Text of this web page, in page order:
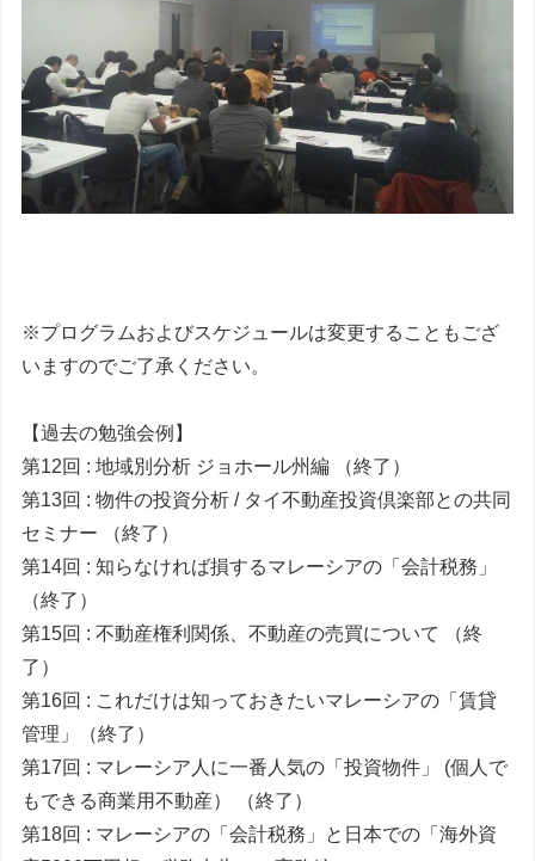
※プログラムおよびスケジュールは変更することもござ
いますのでご了承ください。
【過去の勉強会例】
第12回 : 地域別分析 ジョホール州編 （終了）
第13回 : 物件の投資分析 / タイ不動産投資倶楽部との共同
セミナー （終了）
第14回 : 知らなければ損するマレーシアの「会計税務」
（終了）
第15回 : 不動産権利関係、不動産の売買について （終
了）
第16回 : これだけは知っておきたいマレーシアの「賃貸
管理」（終了）
第17回 : マレーシア人に一番人気の「投資物件」 (個人で
もできる商業用不動産） （終了）
第18回 : マレーシアの「会計税務」と日本での「海外資